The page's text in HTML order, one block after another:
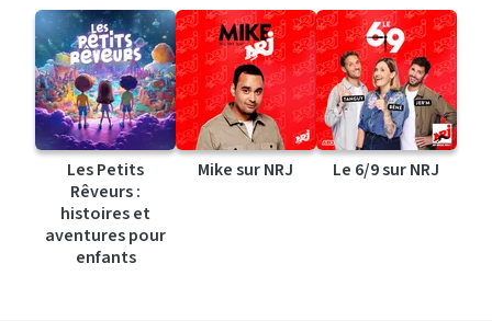
Les Petits
Rêveurs :
histoires et
aventures pour
enfants
Mike sur NRJ Le 6/9 sur NRJ